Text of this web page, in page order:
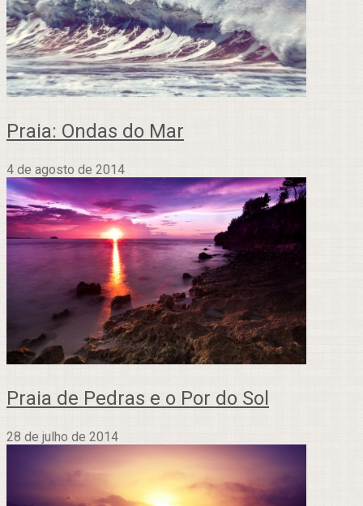
Praia: Ondas do Mar
4 de agosto de 2014
Praia de Pedras e o Por do Sol
28 de julho de 2014